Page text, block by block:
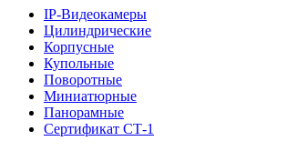
IP-Видеокамеры
Цилиндрические
Корпусные
Купольные
Поворотные
Миниатюрные
Панорамные
Сертификат СТ-1